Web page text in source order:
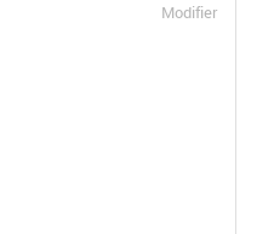
Modifier